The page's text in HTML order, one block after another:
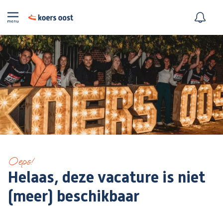
Oeps!
Helaas, deze vacature is niet
(meer) beschikbaar